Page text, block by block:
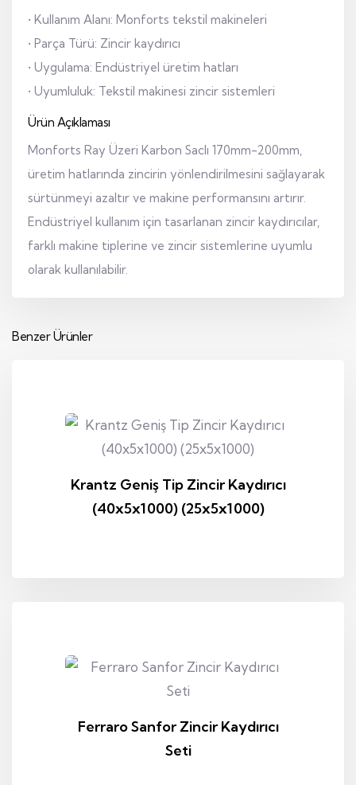
• Kullanım Alanı: Monforts tekstil makineleri
• Parça Türü: Zincir kaydırıcı
• Uygulama: Endüstriyel üretim hatları
• Uyumluluk: Tekstil makinesi zincir sistemleri
Ürün Açıklaması
Monforts Ray Üzeri Karbon Saclı 170mm-200mm,
üretim hatlarında zincirin yönlendirilmesini sağlayarak
sürtünmeyi azaltır ve makine performansını artırır.
Endüstriyel kullanım için tasarlanan zincir kaydırıcılar,
farklı makine tiplerine ve zincir sistemlerine uyumlu
olarak kullanılabilir.
Benzer Ürünler
Krantz Geniş Tip Zincir Kaydırıcı
(40x5x1000) (25x5x1000)
Ferraro Sanfor Zincir Kaydırıcı
Seti